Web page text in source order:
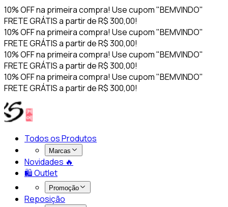
10% OFF na primeira compra! Use cupom "BEMVINDO"
FRETE GRÁTIS a partir de R$ 300,00!
10% OFF na primeira compra! Use cupom "BEMVINDO"
FRETE GRÁTIS a partir de R$ 300,00!
10% OFF na primeira compra! Use cupom "BEMVINDO"
FRETE GRÁTIS a partir de R$ 300,00!
10% OFF na primeira compra! Use cupom "BEMVINDO"
FRETE GRÁTIS a partir de R$ 300,00!
Todos os Produtos
Marcas
Novidades 🔥​
🛍️ Outlet
Promoção
Reposição